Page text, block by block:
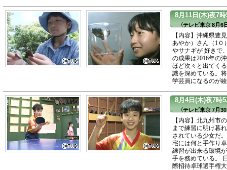
8月11日(木)夜7
（テレビ東京 8月6
【内容】沖縄県豊
あやか）さん（1０
やサナギが 好きで
の成果は2016年の
ほど次々と出てく
識を深めている。
学芸員になるのが
8月4日(木)夜7時
（テレビ東京 7月
【内容】北九州市
まで練習に明け暮
されている少女だ
宅には何と手作り
練習が出来る環境
手を務めている。
際招待卓球選手権